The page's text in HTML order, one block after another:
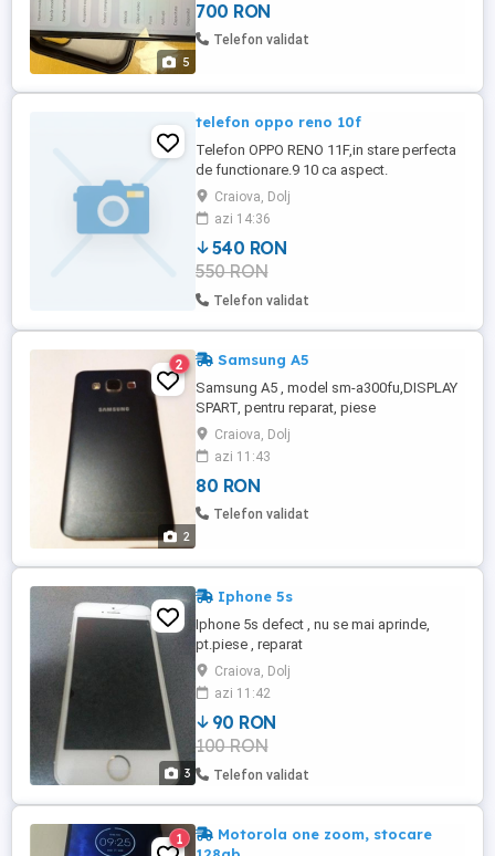
5
700 RON
Telefon validat
telefon oppo reno 10f
Telefon OPPO RENO 11F,in stare perfecta
de functionare.9 10 ca aspect.
Craiova, Dolj
azi 14:36
540 RON
550 RON
Telefon validat
2
2 Samsung A5
Samsung A5 , model sm-a300fu,DISPLAY
SPART, pentru reparat, piese
Craiova, Dolj
azi 11:43
80 RON
Telefon validat
3
Iphone 5s
Iphone 5s defect , nu se mai aprinde,
pt.piese , reparat
Craiova, Dolj
azi 11:42
90 RON
100 RON
Telefon validat
1
Motorola one zoom, stocare